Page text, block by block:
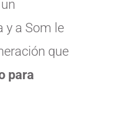
y a Som le
que
para